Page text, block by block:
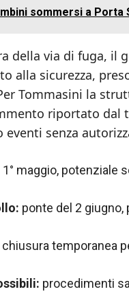
sommersi a Porta
della via di fuga, il
alla sicurezza,
Tommasini la
riportato
eventi senza
1° maggio, potenziale
ponte del 2
chiusura temporanea
procedimenti